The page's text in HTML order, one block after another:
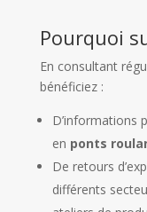
Pourquoi
En consultant
bénéficiez :
D’informations
en ponts
De retours
différents